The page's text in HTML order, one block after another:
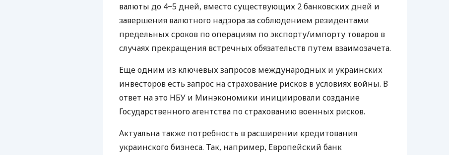
валюты до 4−5 дней, вместо существующих 2 банковских дней и
завершения валютного надзора за соблюдением резидентами
предельных сроков по операциям по экспорту/импорту товаров в
случаях прекращения встречных обязательств путем взаимозачета.
Еще одним из ключевых запросов международных и украинских
инвесторов есть запрос на страхование рисков в условиях войны. В
ответ на это НБУ и Минэкономики инициировали создание
Государственного агентства по страхованию военных рисков.
Актуальна также потребность в расширении кредитования
украинского бизнеса. Так, например, Европейский банк